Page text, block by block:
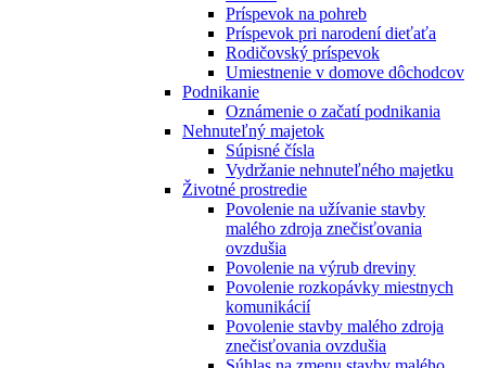
Príspevok na pohreb
Príspevok pri narodení dieťaťa
Rodičovský príspevok
Umiestnenie v domove dôchodcov
Podnikanie
Oznámenie o začatí podnikania
Nehnuteľný majetok
Súpisné čísla
Vydržanie nehnuteľného majetku
Životné prostredie
Povolenie na užívanie stavby
malého zdroja znečisťovania
ovzdušia
Povolenie na výrub dreviny
Povolenie rozkopávky miestnych
komunikácií
Povolenie stavby malého zdroja
znečisťovania ovzdušia